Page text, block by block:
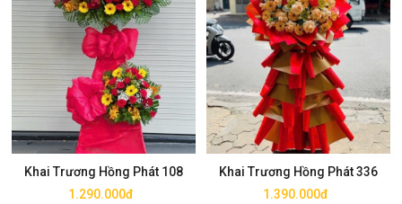
Khai Trương Hồng Phát 108
1.290.000đ
Mua ngay
Khai Trương Hồng Phát 336
1.390.000đ
Mua ngay